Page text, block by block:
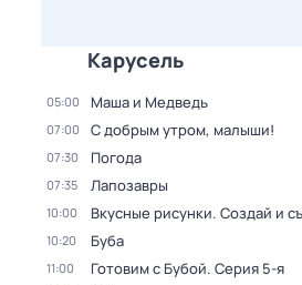
Карусель
05:00 Маша и Медведь
07:00 С добрым утром, малыши!
07:30 Погода
07:35 Лапозавры
10:00 Вкусные рисунки. Создай и
10:20 Буба
11:00 Готовим с Бубой. Серия 5-я